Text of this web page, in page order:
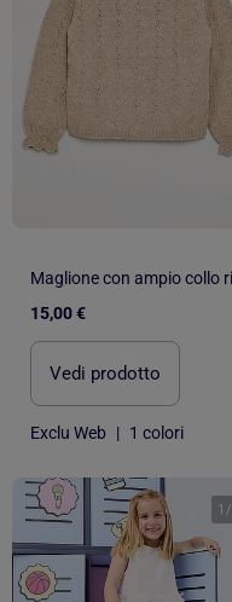
15,00 €
Vedi prodotto
Exclu Web | 1 colori
1 /